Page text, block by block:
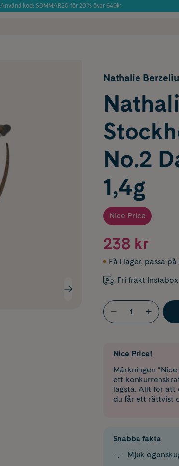
Använd kod: SOMMAR20 för 20% över 649kr
Nathalie
No.2
1,4g
Nice Price
238 kr
Få i lager, passa
Fri frakt Instabox
Nice Price!
Märkningen
ett
lägsta. Allt för att
du får ett rättvist
Snabba fakta
Mjuk